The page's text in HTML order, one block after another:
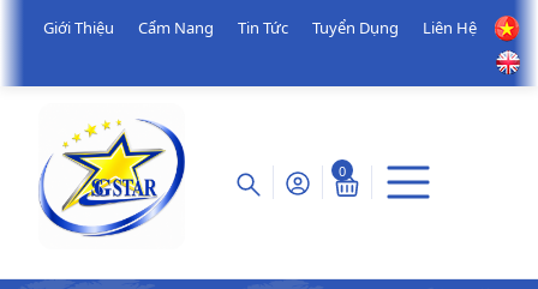
Giới Thiệu Cẩm Nang Tin Tức Tuyển Dụng Liên Hệ
0